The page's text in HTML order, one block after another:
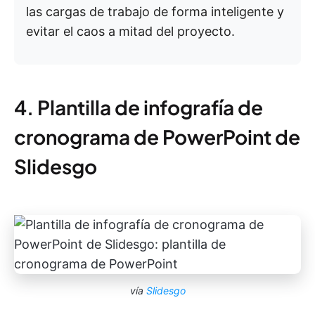
las cargas de trabajo de forma inteligente y
evitar el caos a mitad del proyecto.
4. Plantilla de infografía de
cronograma de PowerPoint de
Slidesgo
vía Slidesgo